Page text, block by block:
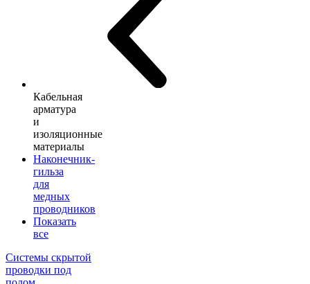
Кабельная
арматура
и
изоляционные
материалы
Наконечник-
гильза
для
медных
проводников
Показать
все
Системы скрытой
проводки под